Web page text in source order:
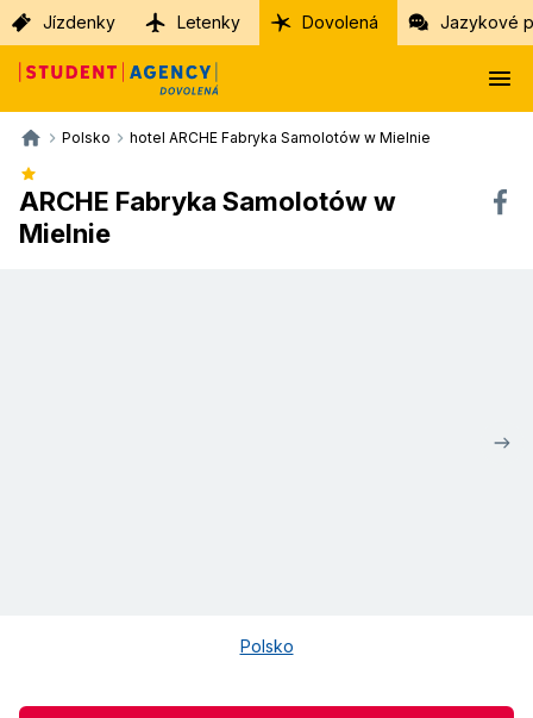
Jízdenky Letenky Dovolená Jazykové
Polsko hotel ARCHE Fabryka Samolotów w Mielnie
ARCHE Fabryka Samolotów w
Mielnie
Polsko